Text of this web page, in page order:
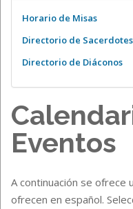
Horario de Misas
Directorio de Sacerdotes
Directorio de Diáconos
Eventos
A continuación se ofrece
ofrecen en español.